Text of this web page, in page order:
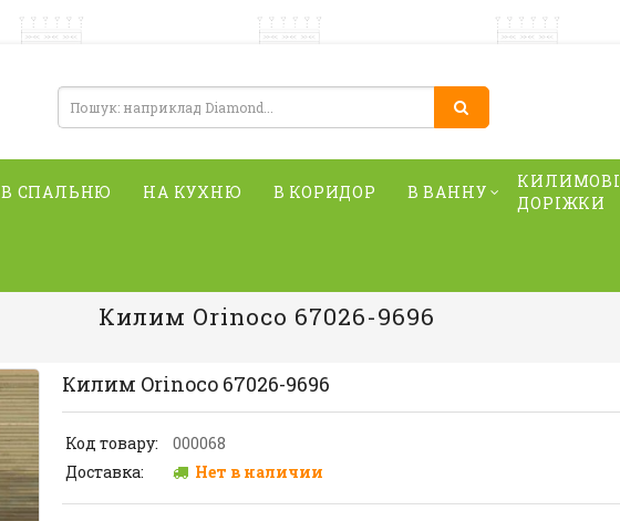
В СПАЛЬНЮ НА КУХНЮ В КОРИДОР В ВАННУ
КИЛИМОВІ
ДОРІЖКИ
Килим Orinoco 67026-9696
Килим Orinoco 67026-9696
Код товару:
000068
Доставка:
Нет в наличии